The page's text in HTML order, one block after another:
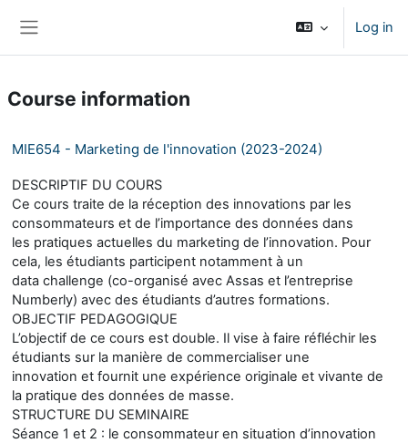
Log in
Course information
MIE654 - Marketing de l'innovation (2023-2024)
DESCRIPTIF DU COURS
Ce cours traite de la réception des innovations par les
consommateurs et de l’importance des données dans
les pratiques actuelles du marketing de l’innovation. Pour
cela, les étudiants participent notamment à un
data challenge (co-organisé avec Assas et l’entreprise
Numberly) avec des étudiants d’autres formations.
OBJECTIF PEDAGOGIQUE
L’objectif de ce cours est double. Il vise à faire réfléchir les
étudiants sur la manière de commercialiser une
innovation et fournit une expérience originale et vivante de
la pratique des données de masse.
STRUCTURE DU SEMINAIRE
Séance 1 et 2 : le consommateur en situation d’innovation